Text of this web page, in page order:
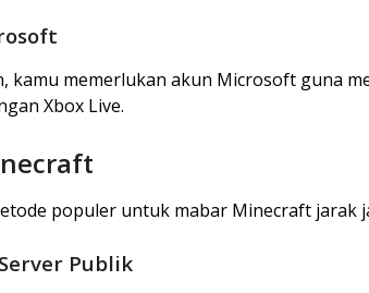
kamu memerlukan akun Microsoft guna
Xbox Live.
populer untuk mabar Minecraft jarak
Publik